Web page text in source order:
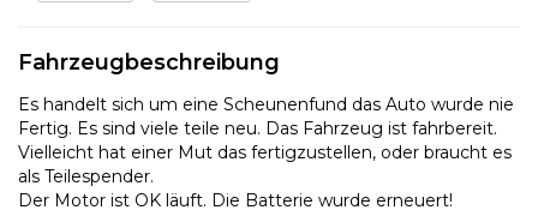
Fahrzeugbeschreibung
Es handelt sich um eine Scheunenfund das Auto wurde nie
Fertig. Es sind viele teile neu. Das Fahrzeug ist fahrbereit.
Vielleicht hat einer Mut das fertigzustellen, oder braucht es
als Teilespender.
Der Motor ist OK läuft. Die Batterie wurde erneuert!